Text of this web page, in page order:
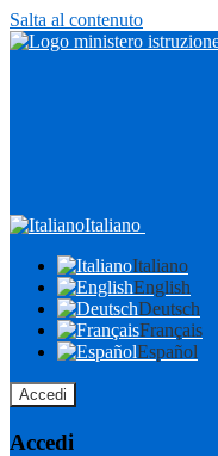
Salta al contenuto
Italiano
Italiano
English
Deutsch
Français
Español
Accedi
Accedi